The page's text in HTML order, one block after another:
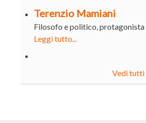
Terenzio Mamiani
Filosofo e politico,
Leggi tutto...
Vedi tutti